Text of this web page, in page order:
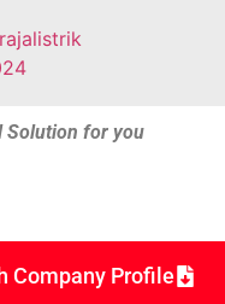
Solution for you
Company Profile